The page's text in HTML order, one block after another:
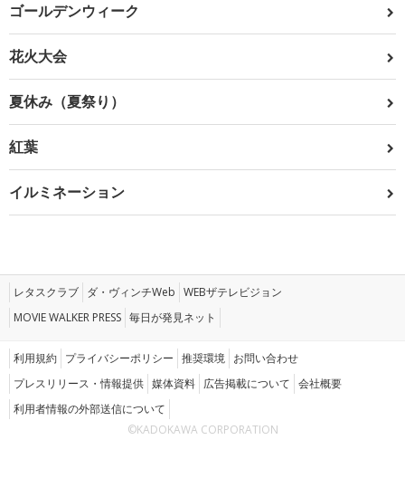
ゴールデンウィーク
花火大会
夏休み（夏祭り）
紅葉
イルミネーション
レタスクラブ ダ・ヴィンチWeb WEBザテレビジョン
MOVIE WALKER PRESS 毎日が発見ネット
利用規約 プライバシーポリシー 推奨環境 お問い合わせ
プレスリリース・情報提供 媒体資料 広告掲載について 会社概要
利用者情報の外部送信について
©KADOKAWA CORPORATION